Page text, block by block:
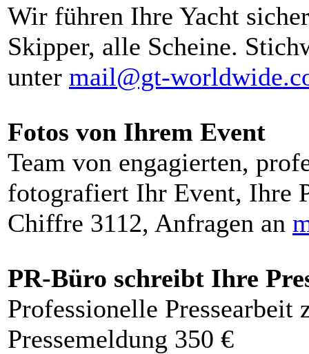
Wir führen Ihre Yacht
Skipper, alle Scheine.
unter mail@gt-
Fotos von Ihrem Event
Team von engagierten,
fotografiert Ihr Event, Ihre
Chiffre 3112, Anfragen an
PR-Büro schreibt Ihre
Professionelle Pressearbeit
Pressemeldung 350 €